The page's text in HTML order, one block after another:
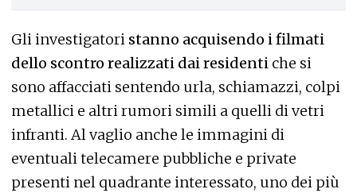
Gli investigatori stanno acquisendo i filmati
dello scontro realizzati dai residenti che si
sono affacciati sentendo urla, schiamazzi, colpi
metallici e altri rumori simili a quelli di vetri
infranti. Al vaglio anche le immagini di
eventuali telecamere pubbliche e private
presenti nel quadrante interessato, uno dei più